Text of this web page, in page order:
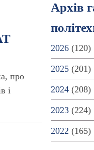
про
і
Архів
2026(120)
2025(201)
2024(208)
2023(224)
2022 (165)